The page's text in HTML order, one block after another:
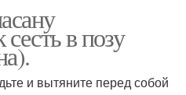
в позу
и вытяните перед собой